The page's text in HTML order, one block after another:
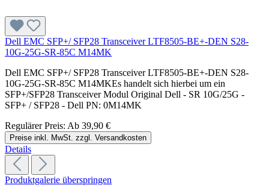
Dell EMC SFP+/ SFP28 Transceiver LTF8505-BE+-DEN S28-
10G-25G-SR-85C M14MK
Dell EMC SFP+/ SFP28 Transceiver LTF8505-BE+-DEN S28-
10G-25G-SR-85C M14MKEs handelt sich hierbei um ein
SFP+/SFP28 Transceiver Modul Original Dell - SR 10G/25G -
SFP+ / SFP28 - Dell PN: 0M14MK
Regulärer Preis: Ab 39,90 €
Preise inkl. MwSt. zzgl. Versandkosten
Details
Produktgalerie überspringen